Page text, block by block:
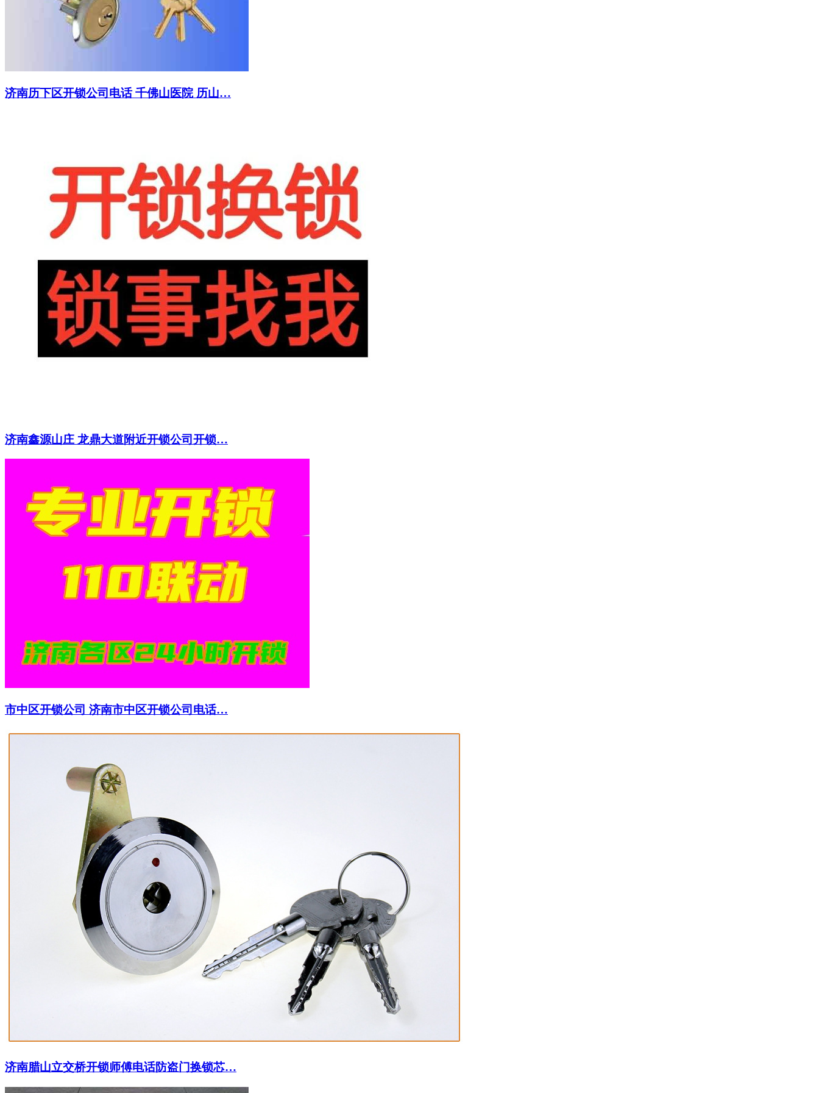
济南历下区开锁公司电话 千佛山医院 历山…
济南鑫源山庄 龙鼎大道附近开锁公司开锁…
市中区开锁公司 济南市中区开锁公司电话…
济南腊山立交桥开锁师傅电话防盗门换锁芯…